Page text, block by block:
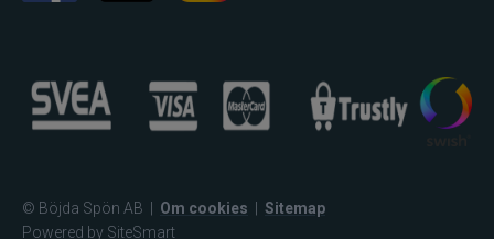
© Böjda Spön AB Om cookies
Sitemap
Powered by SiteSmart